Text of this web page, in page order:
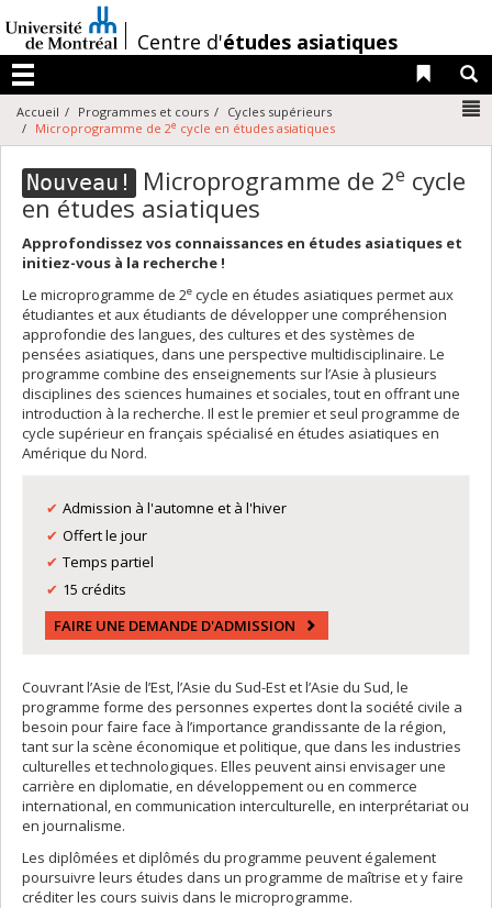
au
contenu
/
Centre d'études asiatiques
Menu
Liens
Accueil Programmes et cours
Cycles supérieurs
Microprogramme de 2e cycle en études asiatiques
Nouveau! Microprogramme de 2e cycle
en études asiatiques
Approfondissez vos connaissances en études asiatiques et
initiez-vous à la recherche !
Le microprogramme de 2e cycle en études asiatiques permet aux
étudiantes et aux étudiants de développer une compréhension
approfondie des langues, des cultures et des systèmes de
pensées asiatiques, dans une perspective multidisciplinaire. Le
programme combine des enseignements sur l’Asie à plusieurs
disciplines des sciences humaines et sociales, tout en offrant une
introduction à la recherche. Il est le premier et seul programme de
cycle supérieur en français spécialisé en études asiatiques en
Amérique du Nord.
Admission à l'automne et à l'hiver
Offert le jour
Temps partiel
15 crédits
FAIRE UNE DEMANDE D'ADMISSION
Couvrant l’Asie de l’Est, l’Asie du Sud-Est et l’Asie du Sud, le
programme forme des personnes expertes dont la société civile a
besoin pour faire face à l’importance grandissante de la région,
tant sur la scène économique et politique, que dans les industries
culturelles et technologiques. Elles peuvent ainsi envisager une
carrière en diplomatie, en développement ou en commerce
international, en communication interculturelle, en interprétariat ou
en journalisme.
Les diplômées et diplômés du programme peuvent également
poursuivre leurs études dans un programme de maîtrise et y faire
créditer les cours suivis dans le microprogramme.